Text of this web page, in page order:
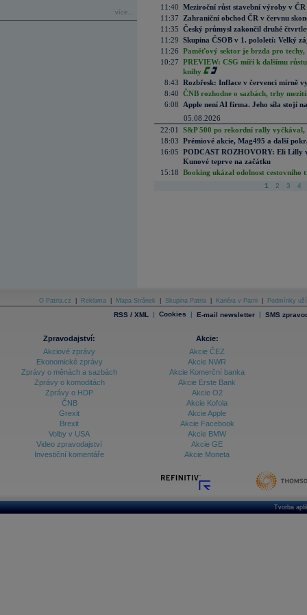
více...
11:40 Meziroční růst stavební výroby v
11:37
Zahraniční obchod ČR v červnu
11:35 Český průmysl zakončil druhé
11:29 Skupina ČSOB v 1. pololetí: Velký
11:26 Paměťový sektor je brzda pro techy,
10:27 PREVIEW: CSG míří k dalšímu
knihy
8:43 Rozbřesk: Inflace v červenci mírně
8:40 ČNB rozhodne o sazbách, trhy
6:08
Apple není AI firma. Jeho síla stojí
05.08.2026
22:01
S&P 500 po rekordní rally vyčkával,
18:03 Prémiové akcie, Mag495 a další
16:05 PODCAST ROZHOVORY: Eli Lilly
Kunové teprve na začátku
15:18 Booking ukázal odolnost cestovního
1 2 3 4
O Patria.cz Reklama Mapa Stránek Skupina Patria Kariéra v Patrii Podmínky
RSS / XML | Cookies | E-mail newsletter | SMS
Zpravodajství:
Akciové zprávy
Ekonomické zprávy
Zprávy o měnách a sazbách
Zprávy o komoditách
Zprávy o HDP
ČNB
Grexit
Brexit
Volby v USA
Video zpravodajství
Investiční komentáře
Akcie:
Akcie ČEZ
Akcie NWR
Akcie Komerční banka
Akcie Erste Bank
Akcie O2
Akcie Kofola
Akcie Apple
Akcie Facebook
Akcie BMW
Akcie GE
Akcie Moneta
Tvorba